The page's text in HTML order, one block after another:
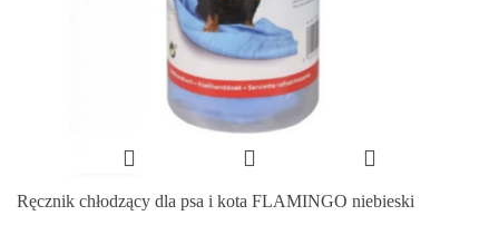
Ręcznik chłodzący dla psa i kota FLAMINGO niebieski